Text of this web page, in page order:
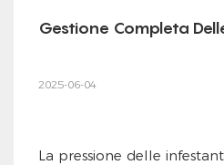
Gestione Completa
2025-06-04
La pressione delle